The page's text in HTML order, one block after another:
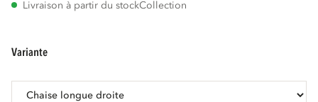
Livraison à partir du stockCollection
variante